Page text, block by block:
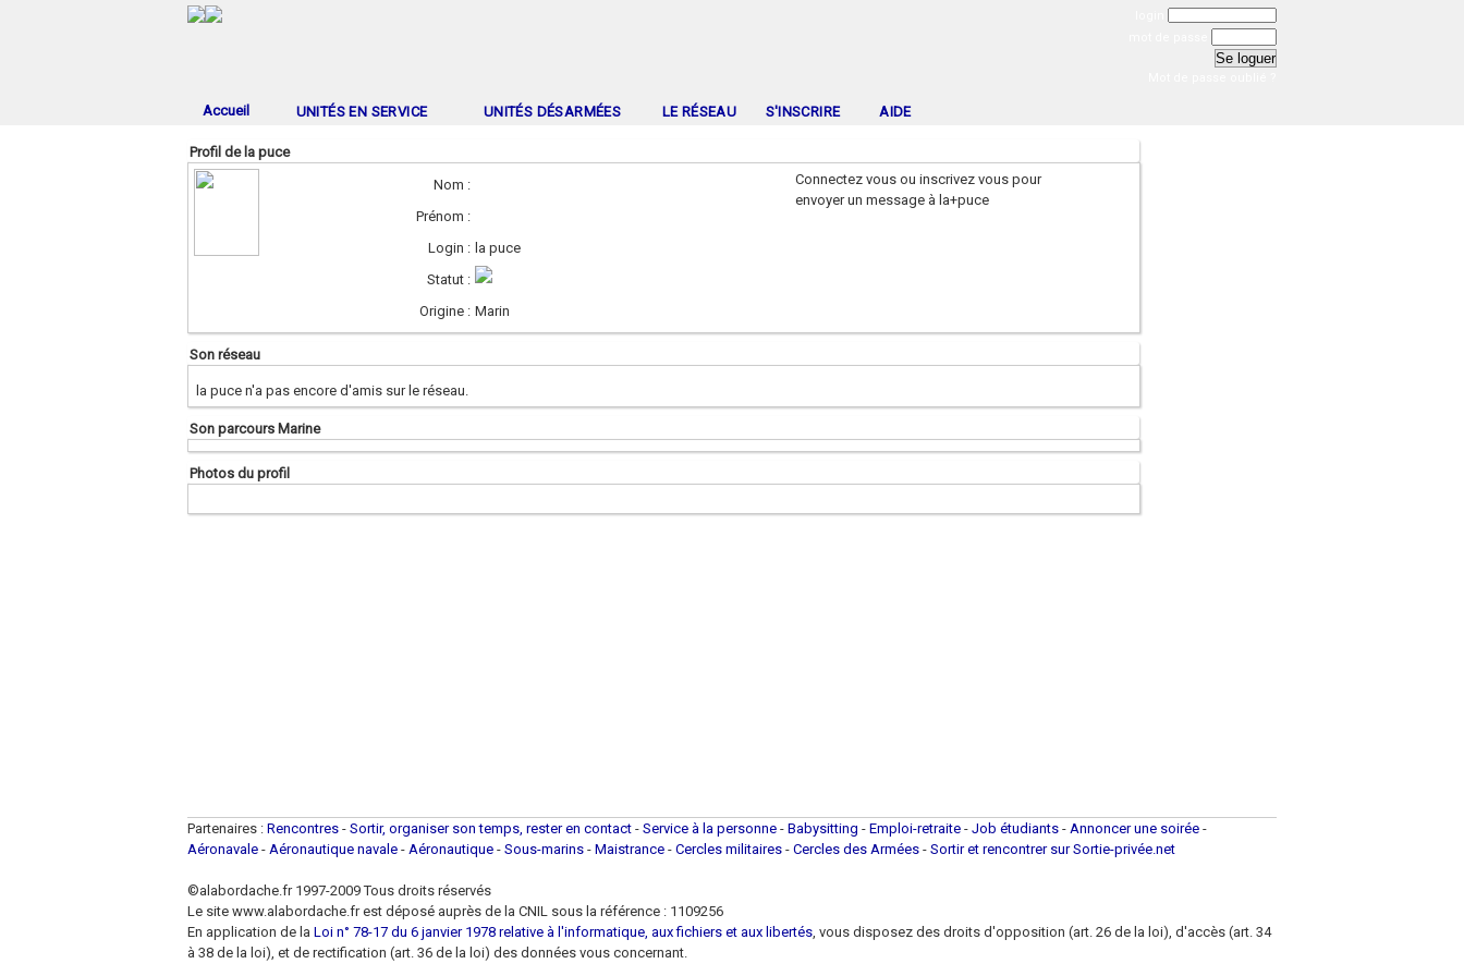
Accueil UNITÉS EN SERVICE UNITÉS DÉSARMÉES LE RÉSEAU S'INSCRIRE AIDE
Profil de la puce
Nom :
Prénom :
Login : la puce
Statut :
Origine : Marin
Connectez vous ou inscrivez vous pour
envoyer un message à la+puce
Son réseau
la puce n'a pas encore d'amis sur le réseau.
Son parcours Marine
Photos du profil
Partenaires : Rencontres - Sortir, organiser son temps, rester en contact - Service à la personne - Babysitting - Emploi-retraite - Job étudiants - Annoncer une soirée -
Aéronavale - Aéronautique navale - Aéronautique - Sous-marins - Maistrance - Cercles militaires - Cercles des Armées - Sortir et rencontrer sur Sortie-privée.net
©alabordache.fr 1997-2009 Tous droits réservés
Le site www.alabordache.fr est déposé auprès de la CNIL sous la référence : 1109256
En application de la Loi n° 78-17 du 6 janvier 1978 relative à l'informatique, aux fichiers et aux libertés, vous disposez des droits d'opposition (art. 26 de la loi), d'accès (art. 34
à 38 de la loi), et de rectification (art. 36 de la loi) des données vous concernant.